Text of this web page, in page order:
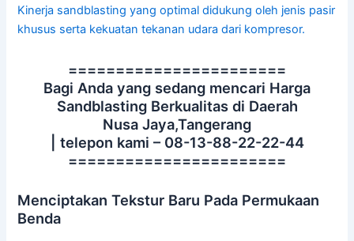
Kinerja sandblasting yang optimal didukung oleh jenis pasir
khusus serta kekuatan tekanan udara dari kompresor.
=======================
Bagi Anda yang sedang mencari Harga
Sandblasting Berkualitas di Daerah
Nusa Jaya,Tangerang
| telepon kami – 08-13-88-22-22-44
=======================
Menciptakan Tekstur Baru Pada Permukaan
Benda